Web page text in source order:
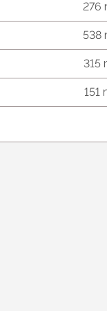
276
538
315
151